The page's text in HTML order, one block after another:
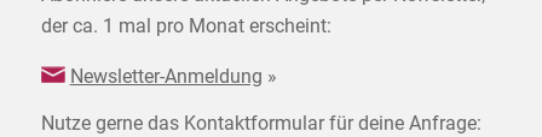
der ca. 1 mal pro Monat erscheint:
Newsletter-Anmeldung »
Nutze gerne das Kontaktformular für deine Anfrage: